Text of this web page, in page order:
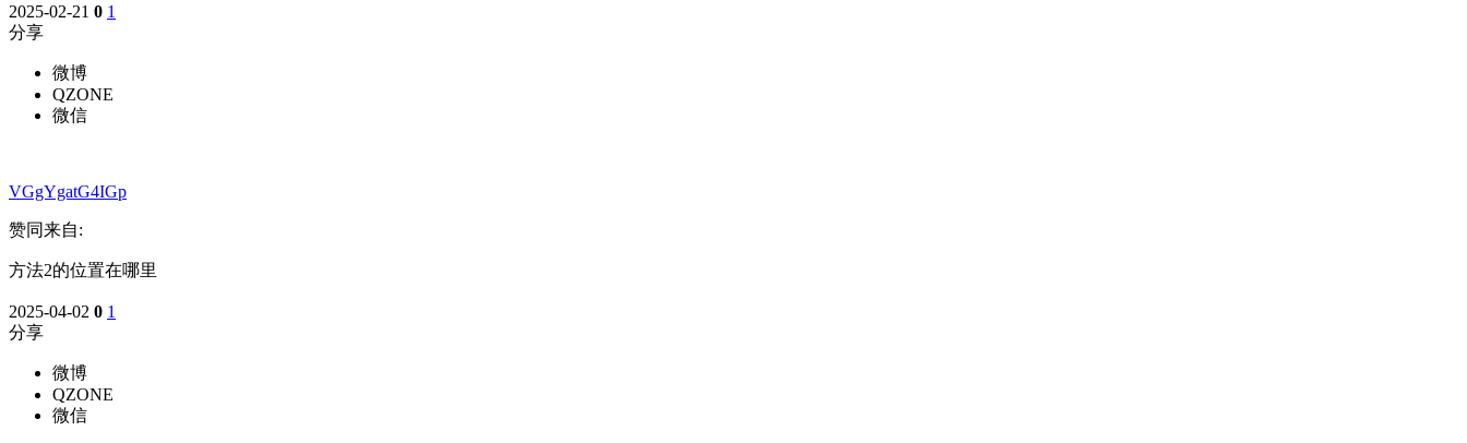
2025-02-21 0 1
分享
微博
QZONE
微信
VGgYgatG4IGp
赞同来自:
方法2的位置在哪里
2025-04-02 0 1
分享
微博
QZONE
微信